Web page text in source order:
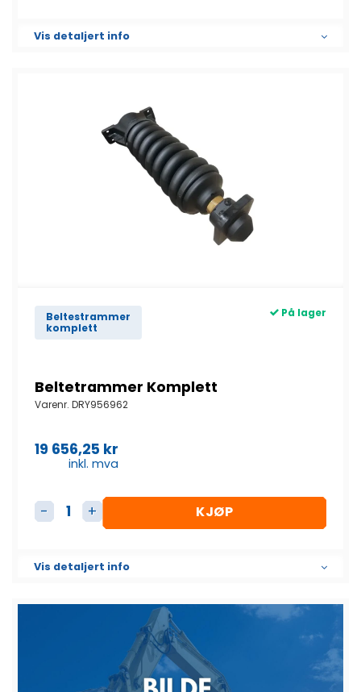
Vis detaljert info
Beltestrammer
komplett
På lager
Beltetrammer Komplett
Varenr. DRY956962
19 656,25 kr
inkl. mva
Beltetrammer Komplett antall
KJØP
Vis detaljert info